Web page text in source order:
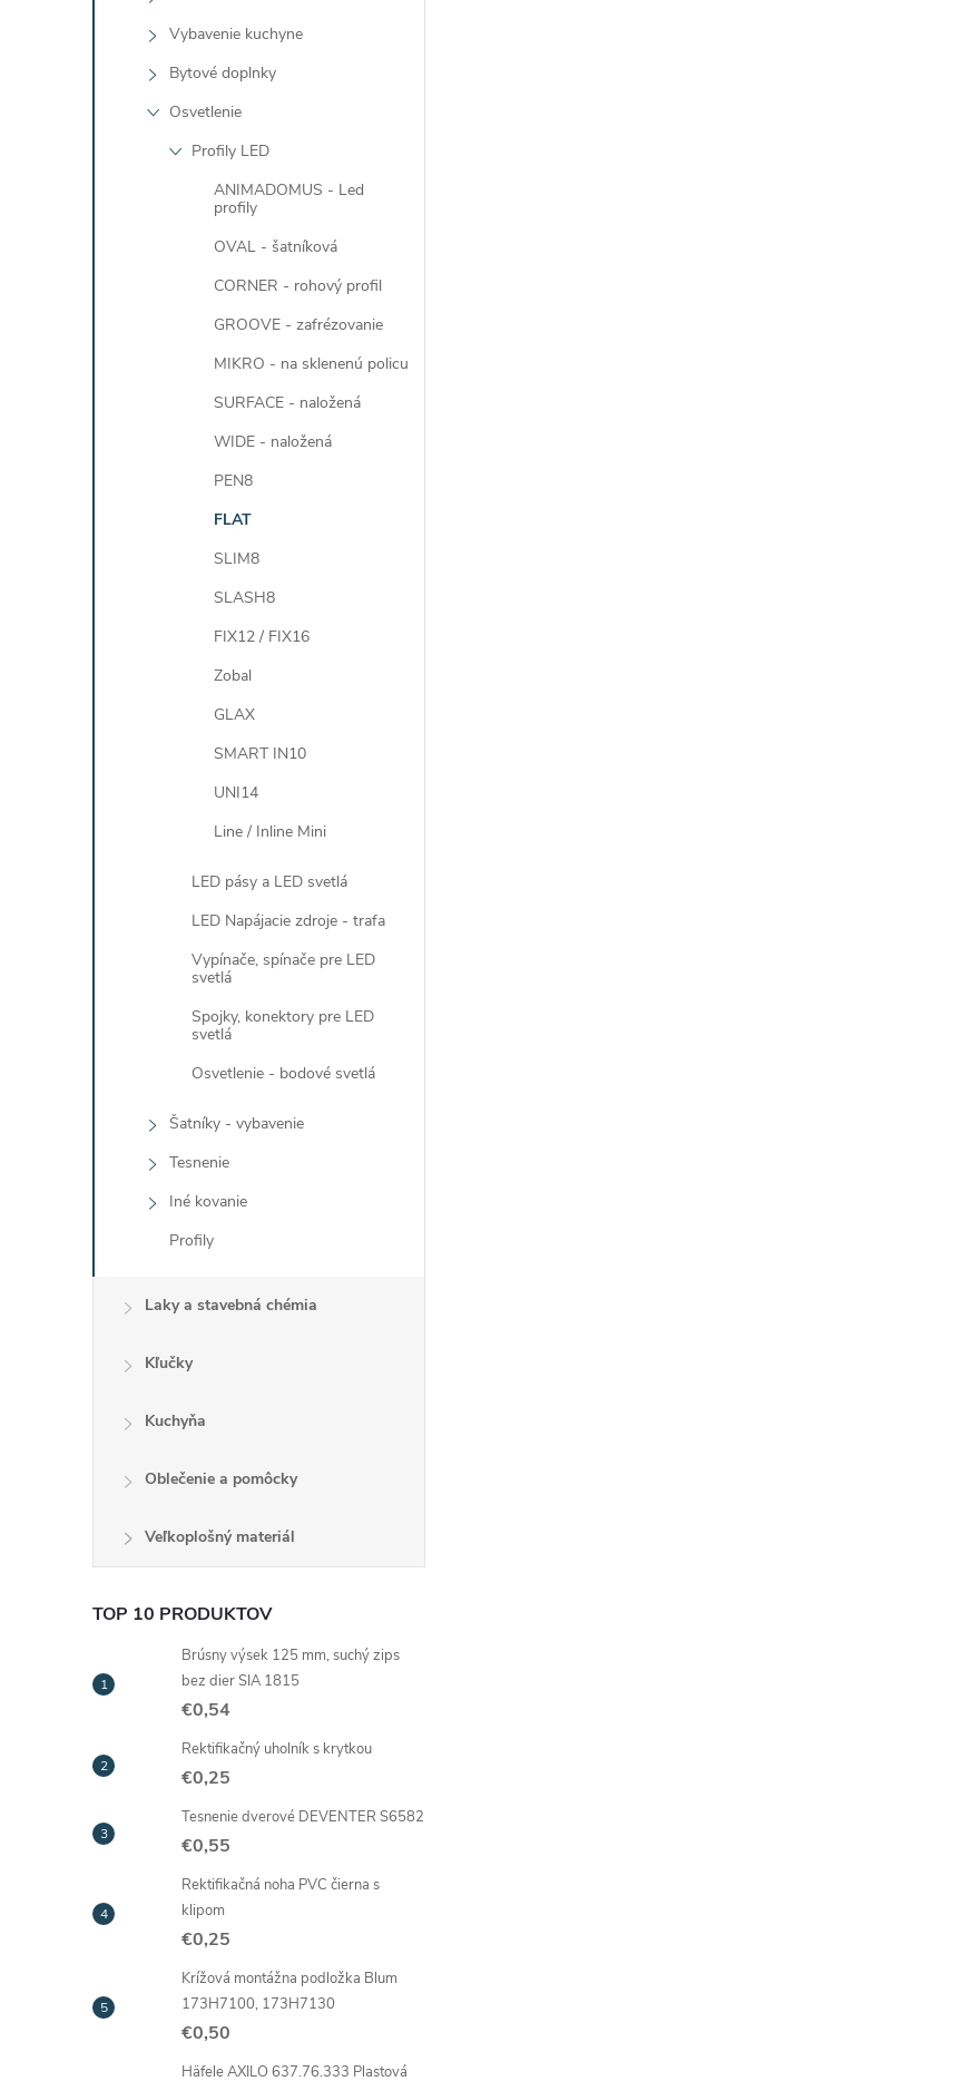
Vybavenie kuchyne
Bytové doplnky
Osvetlenie
Profily LED
ANIMADOMUS - Led
profily
OVAL - šatníková
CORNER - rohový profil
GROOVE - zafrézovanie
MIKRO - na sklenenú policu
SURFACE - naložená
WIDE - naložená
PEN8
FLAT
SLIM8
SLASH8
FIX12 / FIX16
Zobal
GLAX
SMART IN10
UNI14
Line / Inline Mini
LED pásy a LED svetlá
LED Napájacie zdroje - trafa
Vypínače, spínače pre LED
svetlá
Spojky, konektory pre LED
svetlá
Osvetlenie - bodové svetlá
Šatníky - vybavenie
Tesnenie
Iné kovanie
Profily
Laky a stavebná chémia
Kľučky
Kuchyňa
Oblečenie a pomôcky
Veľkoplošný materiál
TOP 10 PRODUKTOV
Brúsny výsek 125 mm, suchý zips
bez dier SIA 1815
€0,54
Rektifikačný uholník s krytkou
€0,25
Tesnenie dverové DEVENTER S6582
€0,55
Rektifikačná noha PVC čierna s
klipom
€0,25
Krížová montážna podložka Blum
173H7100, 173H7130
€0,50
Häfele AXILO 637.76.333 Plastová